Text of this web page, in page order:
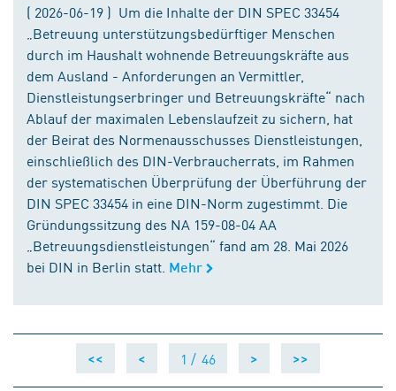
( 2026-06-19 ) Um die Inhalte der DIN SPEC 33454
„Betreuung unterstützungsbedürftiger Menschen
durch im Haushalt wohnende Betreuungskräfte aus
dem Ausland - Anforderungen an Vermittler,
Dienstleistungserbringer und Betreuungskräfte“ nach
Ablauf der maximalen Lebenslaufzeit zu sichern, hat
der Beirat des Normenausschusses Dienstleistungen,
einschließlich des DIN-Verbraucherrats, im Rahmen
der systematischen Überprüfung der Überführung der
DIN SPEC 33454 in eine DIN-Norm zugestimmt. Die
Gründungssitzung des NA 159-08-04 AA
„Betreuungsdienstleistungen“ fand am 28. Mai 2026
bei DIN in Berlin statt. Mehr
<< < 1 / 46 > >>